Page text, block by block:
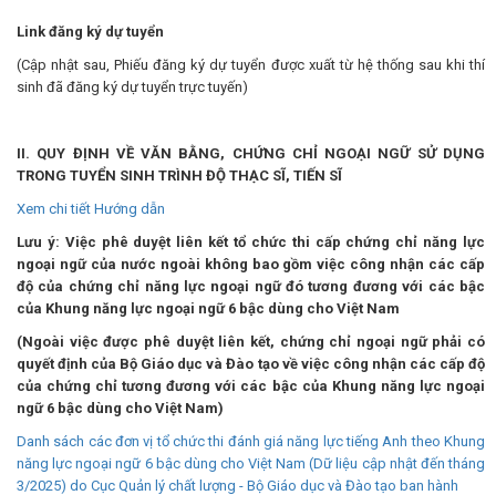
Link đăng ký dự tuyển
(Cập nhật sau, Phiếu đăng ký dự tuyển được xuất từ hệ thống sau khi thí
sinh đã đăng ký dự tuyển trực tuyến)
II. QUY ĐỊNH VỀ VĂN BẰNG, CHỨNG CHỈ NGOẠI NGỮ SỬ DỤNG
TRONG TUYỂN SINH TRÌNH ĐỘ THẠC SĨ, TIẾN SĨ
Xem chi tiết Hướng dẫn
Lưu ý: Việc phê duyệt liên kết tổ chức thi cấp chứng chỉ năng lực
ngoại ngữ của nước ngoài không bao gồm việc công nhận các cấp
độ của chứng chỉ năng lực ngoại ngữ đó tương đương với các bậc
của Khung năng lực ngoại ngữ 6 bậc dùng cho Việt Nam
(Ngoài việc được phê duyệt liên kết, chứng chỉ ngoại ngữ phải có
quyết định của Bộ Giáo dục và Đào tạo về việc công nhận các cấp độ
của chứng chỉ tương đương với các bậc của Khung năng lực ngoại
ngữ 6 bậc dùng cho Việt Nam)
Danh sách các đơn vị tổ chức thi đánh giá năng lực tiếng Anh theo Khung
năng lực ngoại ngữ 6 bậc dùng cho Việt Nam (Dữ liệu cập nhật đến tháng
3/2025) do Cục Quản lý chất lượng - Bộ Giáo dục và Đào tạo ban hành